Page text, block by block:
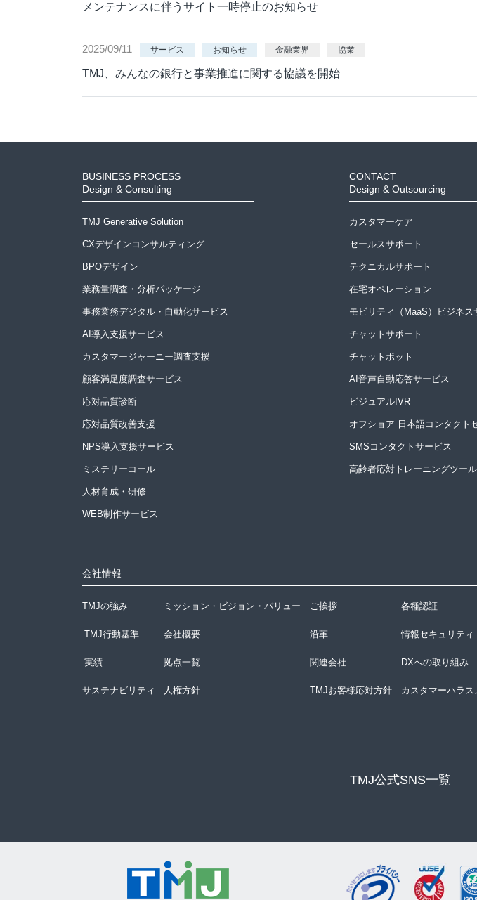
メンテナンスに伴うサイト一時停止のお知らせ
2025/09/11 サービス お知らせ 金融業界 協業
TMJ、みんなの銀行と事業推進に関する協議を開始
BUSINESS PROCESS
Design & Consulting
TMJ Generative Solution
CXデザインコンサルティング
BPOデザイン
業務量調査・分析パッケージ
事務業務デジタル・自動化サービス
AI導入支援サービス
カスタマージャーニー調査支援
顧客満足度調査サービス
応対品質診断
応対品質改善支援
NPS導入支援サービス
ミステリーコール
人材育成・研修
WEB制作サービス
CONTACT
Design & Outsourcing
カスタマーケア
セールスサポート
テクニカルサポート
在宅オペレーション
モビリティ（MaaS）ビジネス
チャットサポート
チャットボット
AI音声自動応答サービス
ビジュアルIVR
オフショア 日本語コンタクト
SMSコンタクトサービス
高齢者応対トレーニングツー
会社情報
TMJの強み ミッション・ビジョン・バリュー ご挨拶 各種認証
TMJ行動基準 会社概要 沿革 情報セキュリテ
実績 拠点一覧 関連会社 DXへの取り組み
サステナビリティ 人権方針 TMJお客様応対方針 カスタマーハラ
TMJ公式SNS一覧​